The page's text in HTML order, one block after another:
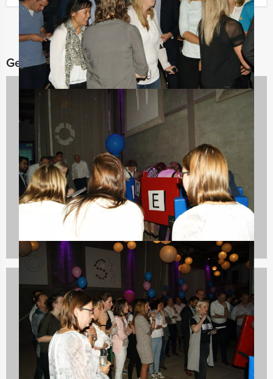
Gerelateerde categorieën
Bedrijfsuitjes
91 uitjes
Quizzes
18 uitjes